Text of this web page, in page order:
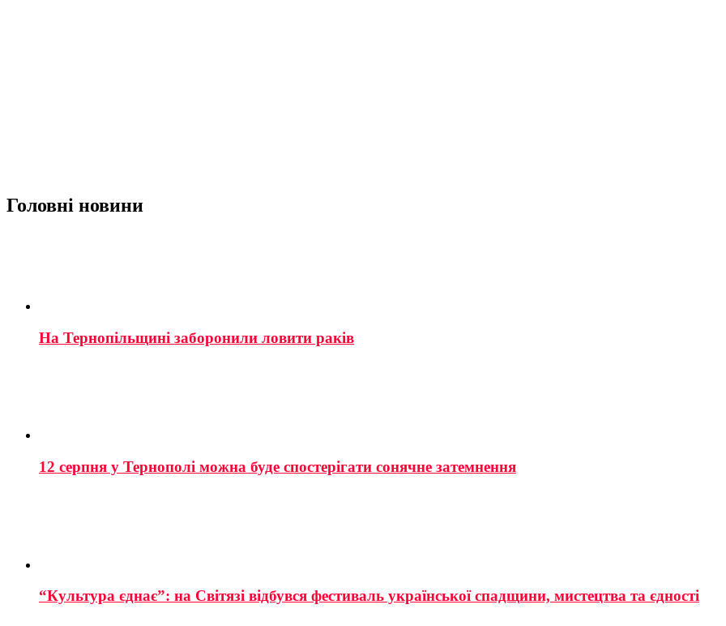
Головні новини
На Тернопільщині заборонили ловити раків
12 серпня у Тернополі можна буде спостерігати сонячне затемнення
“Культура єднає”: на Світязі відбувся фестиваль української спадщини, мистецтва та єдності